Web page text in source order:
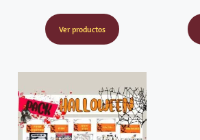
Ver productos